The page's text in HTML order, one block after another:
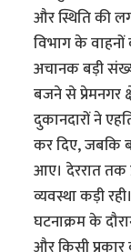
और स्थिति की
विभाग के
अचानक बड़ी
बजने से प्रेमनगर
दुकानदारों ने
कर दिए, जबकि
आए। देररात तक
व्यवस्था कड़ी
घटनाक्रम के